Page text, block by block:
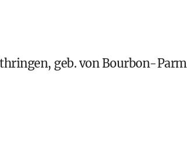
geb. von Bourbon-